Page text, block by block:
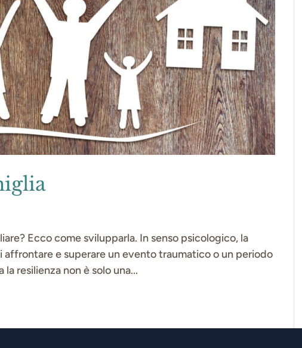
Ecco come svilupparla. In senso psicologico, la
affrontare e superare un evento traumatico o un periodo
resilienza non è solo una...